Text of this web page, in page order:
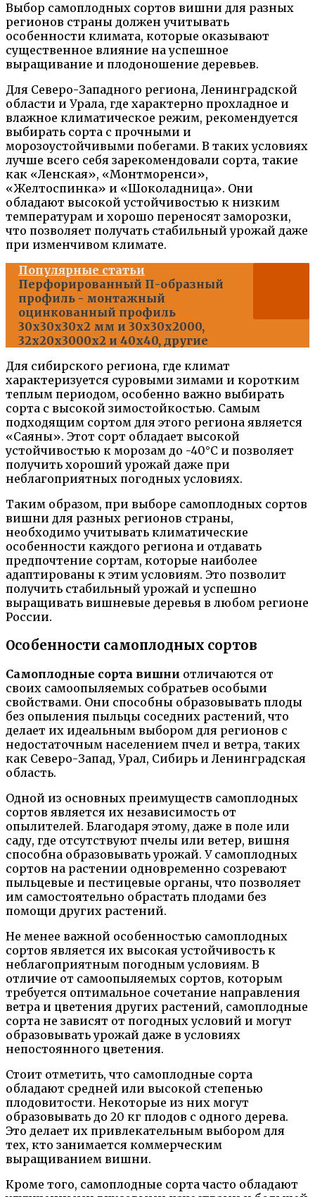
Выбор самоплодных сортов вишни для разных
регионов страны должен учитывать
особенности климата, которые оказывают
существенное влияние на успешное
выращивание и плодоношение деревьев.
Для Северо-Западного региона, Ленинградской
области и Урала, где характерно прохладное и
влажное климатическое режим, рекомендуется
выбирать сорта с прочными и
морозоустойчивыми побегами. В таких условиях
лучше всего себя зарекомендовали сорта, такие
как «Ленская», «Монтморенси»,
«Желтоспинка» и «Шоколадница». Они
обладают высокой устойчивостью к низким
температурам и хорошо переносят заморозки,
что позволяет получать стабильный урожай даже
при изменчивом климате.
Популярные статьи
Перфорированный П-образный
профиль - монтажный
оцинкованный профиль
30х30х30х2 мм и 30х30х2000,
32х20х3000х2 и 40х40, другие
Для сибирского региона, где климат
характеризуется суровыми зимами и коротким
теплым периодом, особенно важно выбирать
сорта с высокой зимостойкостью. Самым
подходящим сортом для этого региона является
«Саяны». Этот сорт обладает высокой
устойчивостью к морозам до -40°C и позволяет
получить хороший урожай даже при
неблагоприятных погодных условиях.
Таким образом, при выборе самоплодных сортов
вишни для разных регионов страны,
необходимо учитывать климатические
особенности каждого региона и отдавать
предпочтение сортам, которые наиболее
адаптированы к этим условиям. Это позволит
получить стабильный урожай и успешно
выращивать вишневые деревья в любом регионе
России.
Особенности самоплодных сортов
Самоплодные сорта вишни отличаются от
своих самоопыляемых собратьев особыми
свойствами. Они способны образовывать плоды
без опыления пыльцы соседних растений, что
делает их идеальным выбором для регионов с
недостаточным населением пчел и ветра, таких
как Северо-Запад, Урал, Сибирь и Ленинградская
область.
Одной из основных преимуществ самоплодных
сортов является их независимость от
опылителей. Благодаря этому, даже в поле или
саду, где отсутствуют пчелы или ветер, вишня
способна образовывать урожай. У самоплодных
сортов на растении одновременно созревают
пыльцевые и пестицевые органы, что позволяет
им самостоятельно обрастать плодами без
помощи других растений.
Не менее важной особенностью самоплодных
сортов является их высокая устойчивость к
неблагоприятным погодным условиям. В
отличие от самоопыляемых сортов, которым
требуется оптимальное сочетание направления
ветра и цветения других растений, самоплодные
сорта не зависят от погодных условий и могут
образовывать урожай даже в условиях
непостоянного цветения.
Стоит отметить, что самоплодные сорта
обладают средней или высокой степенью
плодовитости. Некоторые из них могут
образовывать до 20 кг плодов с одного дерева.
Это делает их привлекательным выбором для
тех, кто занимается коммерческим
выращиванием вишни.
Кроме того, самоплодные сорта часто обладают